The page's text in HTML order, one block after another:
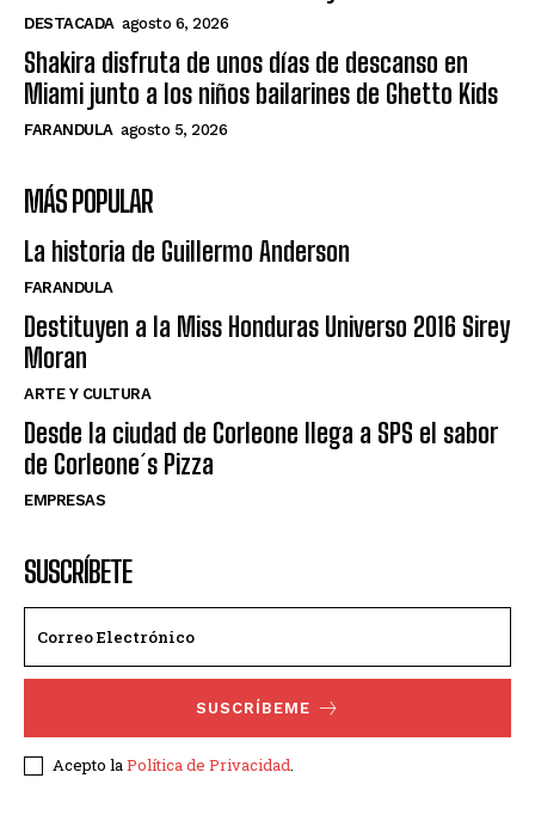
DESTACADA agosto 6, 2026
Shakira disfruta de unos días de descanso en
Miami junto a los niños bailarines de Ghetto Kids
FARANDULA agosto 5, 2026
MÁS POPULAR
La historia de Guillermo Anderson
FARANDULA
Destituyen a la Miss Honduras Universo 2016 Sirey
Moran
ARTE Y CULTURA
Desde la ciudad de Corleone llega a SPS el sabor
de Corleone´s Pizza
EMPRESAS
SUSCRÍBETE
SUSCRÍBEME
Acepto laPolítica de Privacidad.